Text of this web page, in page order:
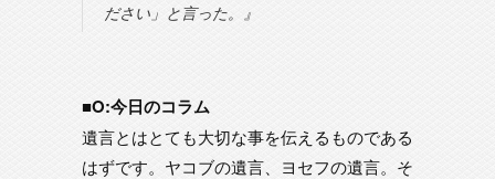
ださい」と言った。』
■O:今日のコラム
遺言とはとても大切な事を伝えるものである
はずです。ヤコブの遺言、ヨセフの遺言。そ